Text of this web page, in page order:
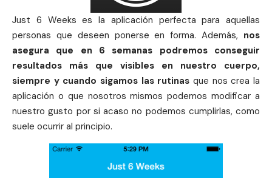
Just 6 Weeks es la aplicación perfecta para aquellas
personas que deseen ponerse en forma. Además, nos
asegura que en 6 semanas podremos conseguir
resultados más que visibles en nuestro cuerpo,
siempre y cuando sigamos las rutinas que nos crea la
aplicación o que nosotros mismos podemos modificar a
nuestro gusto por si acaso no podemos cumplirlas, como
suele ocurrir al principio.